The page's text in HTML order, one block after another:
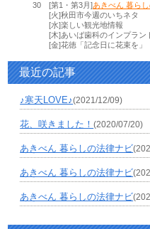
30
[第1・第3月]あきべん 暮ら
[火]秋田市今週のいちネタ
[水]楽しい観光地情報
[木]あいば歯科のインプラン
[金]花徳「記念日に花束を」
最近の記事
♪寒天LOVE♪(2021/12/09)
花、咲きました！(2020/07/20)
あきべん 暮らしの法律ナビ
あきべん 暮らしの法律ナビ
あきべん 暮らしの法律ナビ